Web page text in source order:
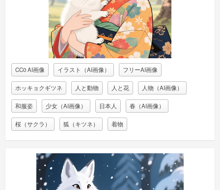
CC0 AI画像 イラスト（AI画像） フリーAI画像
ホッキョクギツネ 人と動物 人と花 人物（AI画像）
和服姿 少女（AI画像） 日本人 春（AI画像）
桜（サクラ） 狐（キツネ） 着物